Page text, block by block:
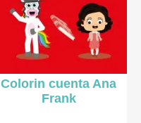
Colorin cuenta Ana
Frank